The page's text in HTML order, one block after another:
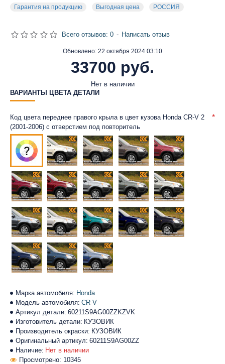
Гарантия на продукцию
Выгодная цена РОССИЯ
Наличие: Нет в наличии
Марка автомобиля: Honda
Модель автомобиля: CR-V
Артикул детали: 60211S9AG00ZZKZVK
Изготовитель детали: КУЗОВИК
Производитель окраски: КУЗОВИК
Оригинальный артикул: 60211S9AG00ZZ
Просмотрено: 10345
Обновлено: 22 октября 2024 03:10
Нет в наличии
Всего отзывов: 0 - Написать отзыв
33700 руб.
ВАРИАНТЫ ЦВЕТА ДЕТАЛИ
Код цвета переднее правого крыла в цвет кузова Honda CR-V 2
(2001-2006) с отверстием под повторитель